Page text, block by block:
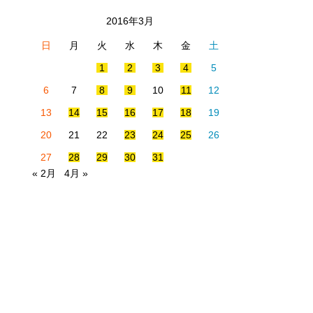
2016年3月
日 月 火 水 木 金
土
1
2 3 4
5
6
7 8 9 10 11
12
13
14 15 16 17 18
19
20
21 22 23 24 25
26
27
28 29 30
31
« 2月
4月 »